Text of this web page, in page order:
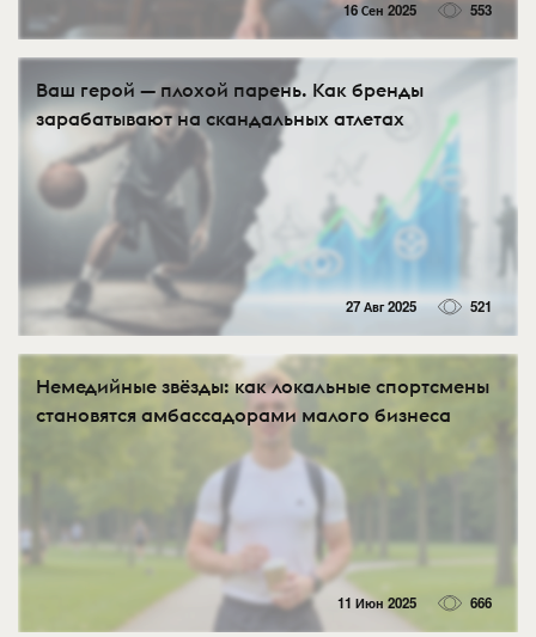
16 Сен 2025 553
Ваш герой — плохой парень. Как бренды
зарабатывают на скандальных атлетах
27 Авг 2025 521
Немедийные звёзды: как локальные спортсмены
становятся амбассадорами малого бизнеса
11 Июн 2025 666